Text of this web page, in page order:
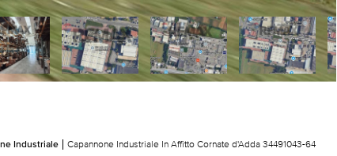
Industriale Capannone Industriale In Affitto Cornate d'Adda 34491043-64